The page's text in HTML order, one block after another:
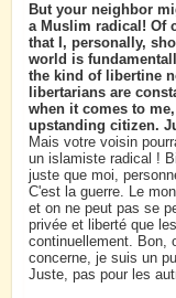
But your neighbor
a Muslim radical! Of
that I, personally,
world is
the kind of libertine
libertarians are
when it comes to
upstanding citizen.
Mais votre voisin
un islamiste radical !
juste que moi,
C'est la guerre. Le
et on ne peut pas se
privée et liberté que
continuellement. Bon,
concerne, je suis un
Juste, pas pour les